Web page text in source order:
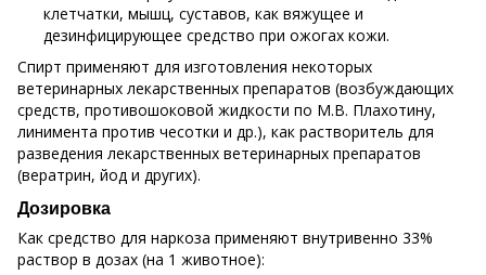
клетчатки, мышц, суставов, как вяжущее и
дезинфицирующее средство при ожогах кожи.
Спирт применяют для изготовления некоторых
ветеринарных лекарственных препаратов (возбуждающих
средств, противошоковой жидкости по М.В. Плахотину,
линимента против чесотки и др.), как растворитель для
разведения лекарственных ветеринарных препаратов
(вератрин, йод и других).
Дозировка
Как средство для наркоза применяют внутривенно 33%
раствор в дозах (на 1 животное):